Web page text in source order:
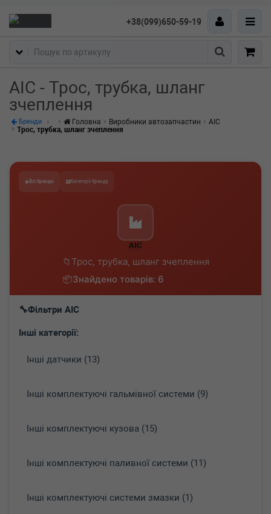
+38(099)650-59-19
Пошук
AIC - Трос, трубка, шланг
зчеплення
Бренди Головна Виробники автозапчастин
AIC
Трос, трубка, шланг зчеплення
Всі бренди Категорії бренду
AIC
Трос, трубка, шланг зчеплення
Знайдено товарів: 6
Фільтри AIC
Інші категорії:
Інші датчики (13)
Інші комплектуючі гальмівної системи (9)
Інші комплектуючі кузова (15)
Інші комплектуючі паливної системи (11)
Інші комплектуючі системи змазки (1)